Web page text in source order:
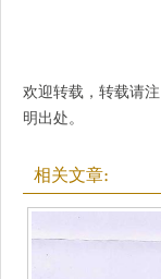
欢迎转载，转载请注
明出处。
相关文章: